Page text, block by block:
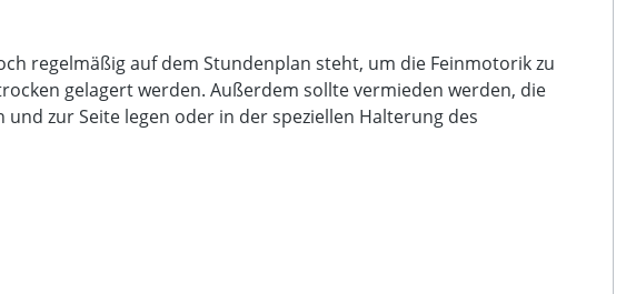
regelmäßig auf dem Stundenplan steht, um die Feinmotorik zu
gelagert werden. Außerdem sollte vermieden werden, die
zur Seite legen oder in der speziellen Halterung des